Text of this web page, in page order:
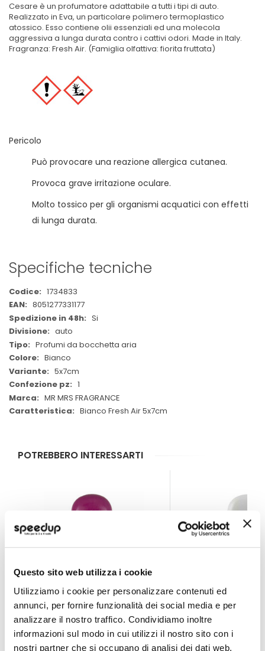
Questo sito web utilizza i cookie
Utilizziamo i cookie per personalizzare contenuti ed
annunci, per fornire funzionalità dei social media e per
analizzare il nostro traffico. Condividiamo inoltre
informazioni sul modo in cui utilizzi il nostro sito con i
nostri partner che si occupano di analisi dei dati web,
Cesare è un profumatore adattabile a tutti i tipi di auto.
Realizzato in Eva, un particolare polimero termoplastico
atossico. Esso contiene olii essenziali ed una molecola
aggressiva a lunga durata contro i cattivi odori. Made in Italy.
Fragranza: Fresh Air. (Famiglia olfattiva: fiorita fruttata)
Pericolo
Può provocare una reazione allergica cutanea.
Provoca grave irritazione oculare.
Molto tossico per gli organismi acquatici con effetti
di lunga durata.
Specifiche tecniche
Maggiori
Informazioni
1734833
8051277331177
Si
auto
Profumi da bocchetta aria
Bianco
5x7cm
1
MR MRS FRAGRANCE
Bianco Fresh Air 5x7cm
POTREBBERO INTERESSARTI
Profumi da bocchetta aria Cesare - MR MRS
Profumi da